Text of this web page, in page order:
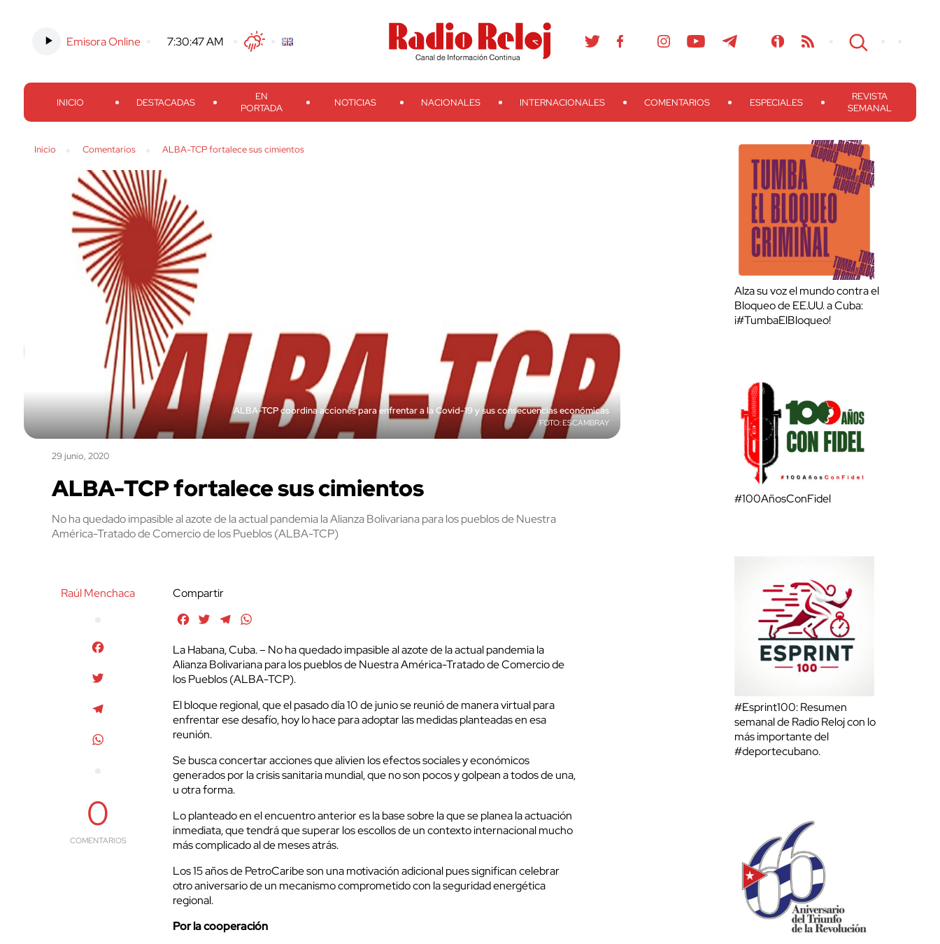
Emisora Online 7:30:48 AM TwitterFacebook
Threads
Instagram TelegramTeveo Ivoox RSS Search
INICIO DESTACADAS
EN
PORTADA
NOTICIAS NACIONALES INTERNACIONALES COMENTARIOS ESPECIALES
REVISTA
SEMANAL
Inicio Comentarios ALBA-TCP fortalece sus cimientos
ALBA-TCP coordina acciones para enfrentar a la Covid-19 y sus consecuencias económicas
ESCAMBRAY
29 junio, 2020
ALBA-TCP fortalece sus cimientos
No ha quedado impasible al azote de la actual pandemia la Alianza Bolivariana para los pueblos de Nuestra
América-Tratado de Comercio de los Pueblos (ALBA-TCP)
Raúl Menchaca
0
COMENTARIOS
Compartir
FacebookTwitterTelegram
La Habana, Cuba. – No ha quedado impasible al azote de la actual pandemia la
Alianza Bolivariana para los pueblos de Nuestra América-Tratado de Comercio de
los Pueblos (ALBA-TCP).
El bloque regional, que el pasado día 10 de junio se reunió de manera virtual para
enfrentar ese desafío, hoy lo hace para adoptar las medidas planteadas en esa
reunión.
Se busca concertar acciones que alivien los efectos sociales y económicos
generados por la crisis sanitaria mundial, que no son pocos y golpean a todos de una,
u otra forma.
Lo planteado en el encuentro anterior es la base sobre la que se planea la actuación
inmediata, que tendrá que superar los escollos de un contexto internacional mucho
más complicado al de meses atrás.
Los 15 años de PetroCaribe son una motivación adicional pues significan celebrar
otro aniversario de un mecanismo comprometido con la seguridad energética
regional.
Por la cooperación
Alza su voz el mundo contra el
Bloqueo de EE.UU. a Cuba:
¡#TumbaElBloqueo!
#100AñosConFidel
#Esprint100: Resumen
semanal de Radio Reloj con lo
más importante del
#deportecubano.